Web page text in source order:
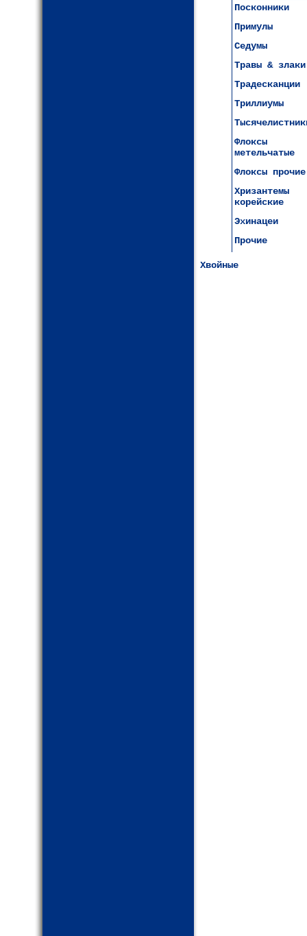
Посконники
Примулы
Седумы
Травы & злаки
Традесканции
Триллиумы
Флоксы
метельчатые
Флоксы прочие
Хризантемы
корейские
Эхинацеи
Прочие
Хвойные